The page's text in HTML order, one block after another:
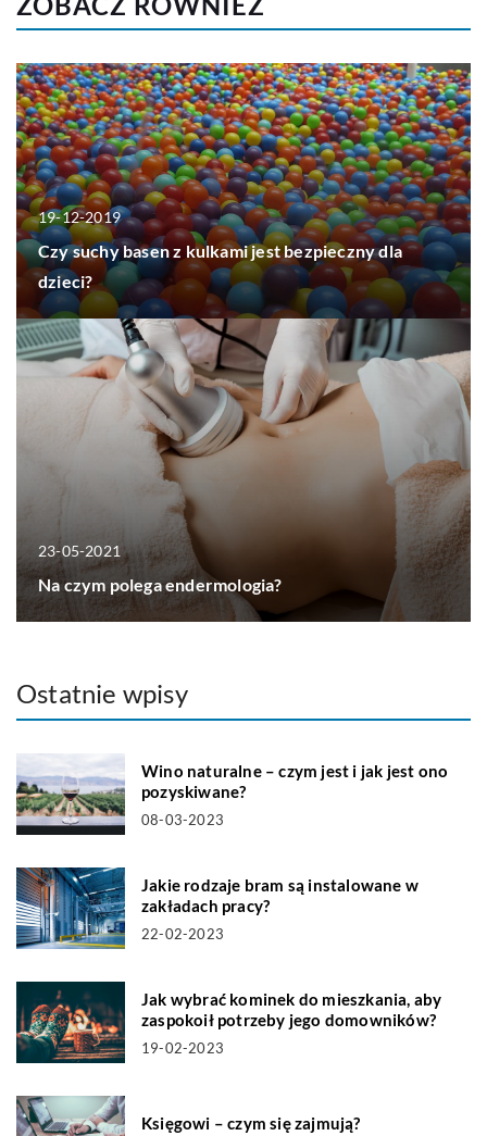
19-12-2019
Czy suchy basen z kulkami jest bezpieczny dla
dzieci?
23-05-2021
Na czym polega endermologia?
Ostatnie wpisy
Wino naturalne – czym jest i jak jest ono
pozyskiwane?
08-03-2023
Jakie rodzaje bram są instalowane w
zakładach pracy?
22-02-2023
Jak wybrać kominek do mieszkania, aby
zaspokoił potrzeby jego domowników?
19-02-2023
Księgowi – czym się zajmują?